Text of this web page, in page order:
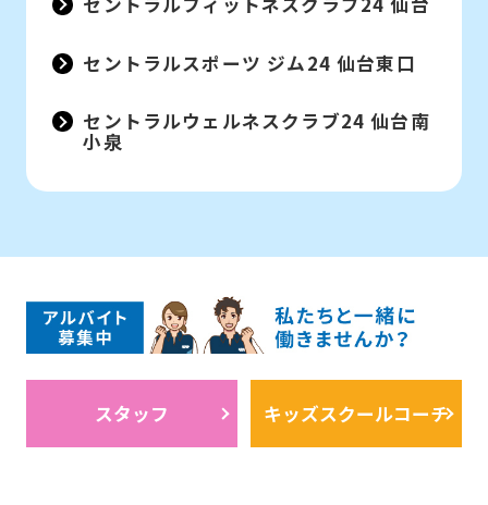
セントラルスポーツ ジム24 仙台東口
セントラルウェルネスクラブ24 仙台南
小泉
スタッフ キッズスクールコーチ